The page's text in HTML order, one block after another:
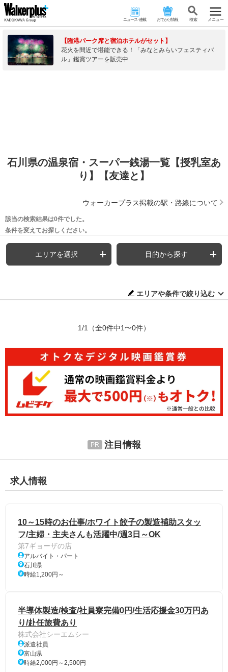
ニュース･連載 おでかけ情報 検 索 メニュー
【臨港パーク席と宿泊ホテルがセット】
花火を間近で堪能できる！「みなとみらいフェスティバ
ル」鑑賞ツアーを販売中
石川県の温泉宿・スーパー銭湯一覧【授乳室あ
り】【友達と】
ウォーカープラス掲載の駅・路線について
該当の検索結果は0件でした。
条件を変えてお探しください。
エリアを選択 目的から探す
エリアや条件で絞り込む
1/1 （全0件中1〜0件）
注目情報
求人情報
10～15時のお仕事/ホワイト餃子の製造補助スタッ
フ/主婦・主夫さんも活躍中/週3日～OK
第7ギョーザの店
アルバイト・パート
石川県
時給1,200円～
半導体製造/検査/社員寮完備0円/生活応援金30万円あ
り/赴任旅費あり
株式会社シーエムシー
派遣社員
富山県
時給2,000円～2,500円